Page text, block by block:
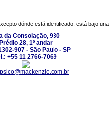
dónde está identificado, está bajo una
da Consolação, 930
Prédio 28, 1º andar
907 - São Paulo - SP
+55 11 2766-7069